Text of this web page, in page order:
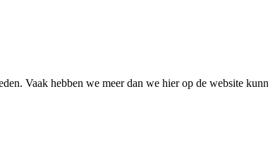
Vaak hebben we meer dan we hier op de website